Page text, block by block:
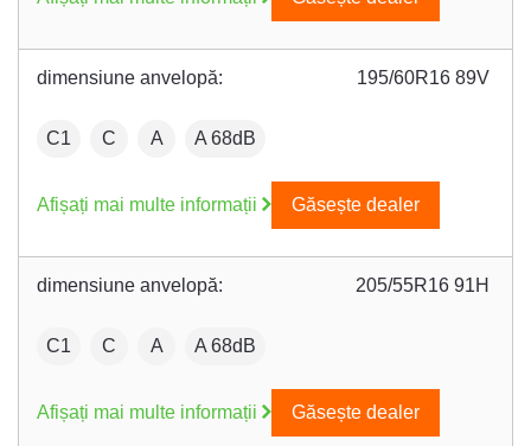
dimensiune anvelopă: 195/60R16 89V
:C1 Fuel efficiency:
C Wet grip:
A :A 68dB
Afișați mai multe informații Găsește dealer
dimensiune anvelopă: 205/55R16 91H
:C1 Fuel efficiency:
C Wet grip:
A :A 68dB
Afișați mai multe informații Găsește dealer